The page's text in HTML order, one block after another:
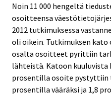
Noin 11 000 hengeltä
osoitteensa
2012 tutkimuksessa
oli oikein. Tutkimuksen kato
osalta osoitteet pyrittiin
lähteistä. Katoon kuuluvista
prosentilla osoite pystyttiin
prosentilla vääräksi ja 1,8